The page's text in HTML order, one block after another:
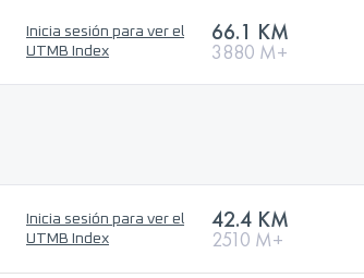
Inicia sesión para ver el
UTMB Index
66.1 KM
3880 M+
Inicia sesión para ver el
UTMB Index
42.4 KM
2510 M+